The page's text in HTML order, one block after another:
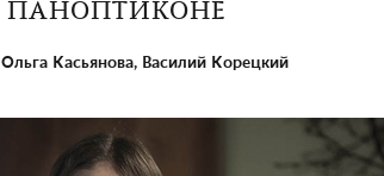
ПАНОПТИКОНЕ
Ольга Касьянова, Василий Корецкий